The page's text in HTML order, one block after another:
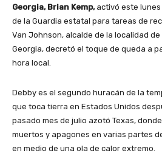
Georgia, Brian Kemp,activó este lunes
de la Guardia estatal para tareas de
Van Johnson, alcalde de la localidad
Georgia, decretó el toque de queda a
hora local.
Debby es el segundo huracán de la
que toca tierra en Estados Unidos
pasado mes de julio azotó Texas,
muertos y apagones en varias partes
en medio de una ola de calor extremo.